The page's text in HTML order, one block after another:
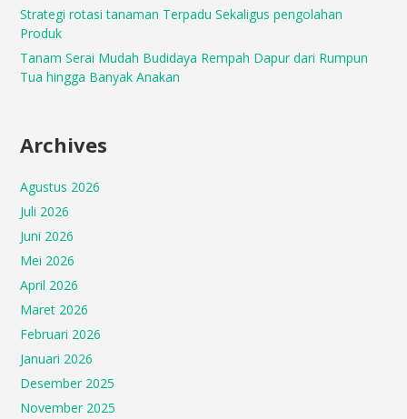
Strategi rotasi tanaman Terpadu Sekaligus pengolahan
Produk
Tanam Serai Mudah Budidaya Rempah Dapur dari Rumpun
Tua hingga Banyak Anakan
Archives
Agustus 2026
Juli 2026
Juni 2026
Mei 2026
April 2026
Maret 2026
Februari 2026
Januari 2026
Desember 2025
November 2025